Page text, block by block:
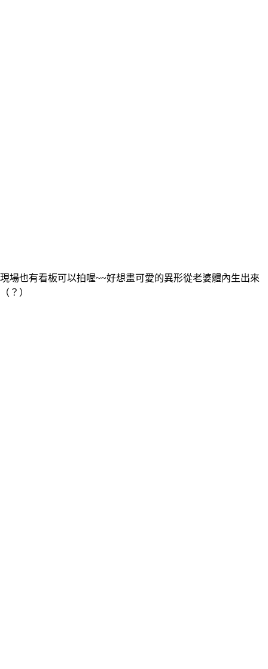
現場也有看板可以拍喔~~好想畫可愛的異形從老婆體內生出來
（？）